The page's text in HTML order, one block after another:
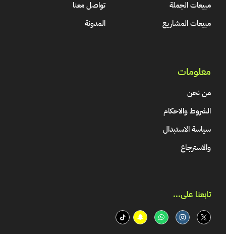
مبيعات الجملة
مبيعات المشاريع
تواصل معنا
المدونة
معلومات
من نحن
الشروط والاحكام
سياسة الاستبدال
والاسترجاع
تابعنا على...​